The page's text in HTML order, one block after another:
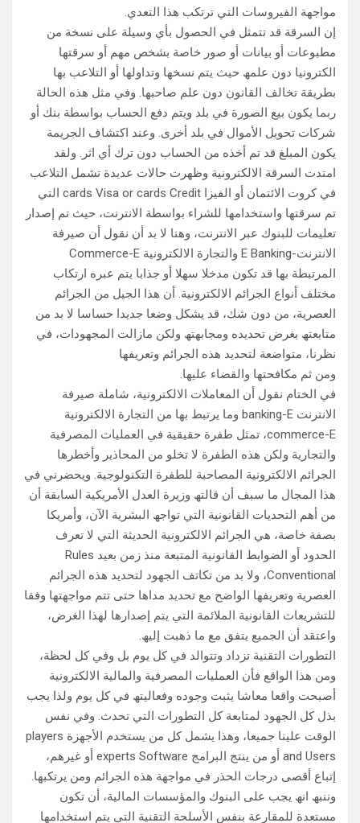
مواجھة الفیروسات التي ترتكب ھذا التعدي.
إن السرقة قد تتمثل في الحصول بأي وسیلة على نسخة من
مطبوعات أو بیانات أو صور خاصة بشخص مھم أو سرقتھا
الكترونیا دون علمھ حیث یتم نسخھا وتداولھا أو التلاعب بھا
بطریقة تخالف القانون دون علم صاحبھا. وفي مثل ھذه الحالة
ربما یكون بیع الصورة في بلد ویتم دفع الحساب بواسطة بنك أو
شركات تحویل الأموال في بلد أخرى. وعند اكتشاف الجریمة
یكون المبلغ قد تم أخذه من الحساب دون ترك أي اثر. ولقد
امتدت السرقة الالكترونیة وظھرت حالات عدیدة تشمل التلاعب
في كروت الائتمان أو الفیزا cards Visa or cards Credit التي
تم سرقتھا واستخدامھا للشراء بواسطة الانترنت، حیث تم إصدار
تعلیمات للبنوك عبر الانترنت، وھنا لا بد أن نقول أن صیرفة
الانترنت-E Banking والتجارة الالكترونیة Commerce-E
المرتبطة بھا قد تكون مدخلا سھلا أو جذابا یتم عبره ارتكاب
مختلف أنواع الجرائم الالكترونیة. أن ھذا الجیل من الجرائم
العصریة، من دون شك، قد یشكل وضعا جدیدا حساسا لا بد من
متابعتھ بغرض تحدیده ومجابھتھ ولكن مازالت المجھودات، في
نظرنا، متواضعة لتحدید ھذه الجرائم وتعریفھا
ومن ثم مكافحتھا والقضاء علیھا.
في الختام نقول أن المعاملات الالكترونیة، شاملة صیرفة
الانترنت banking-E وما یرتبط بھا من التجارة الالكترونیة
commerce-E، تمثل طفرة حقیقیة في العملیات المصرفیة
والتجاریة ولكن ھذه الطفرة لا تخلو من المحاذیر وأخطرھا
الجرائم الالكترونیة المصاحبة للطفرة التكنولوجیة. ویحضرني في
ھذا المجال ما سبف أن قالتھ وزیرة العدل الأمریكیة السابقة أن
من أھم التحدیات القانونیة التي تواجھ البشریة الآن، وأمریكا
بصفة خاصة، ھي الجرائم الالكترونیة الحدیثة التي لا تعرف
الحدود أو الضوابط القانونیة المتبعة منذ زمن بعید Rules
Conventional، ولا بد من تكاتف الجھود لتحدید ھذه الجرائم
العصریة وتعریفھا الواضح مع تحدید مداھا حتى تتم مواجھتھا وفقا
للتشریعات القانونیة الملائمة التي یتم إصدارھا لھذا الغرض،
واعتقد أن الجمیع یتفق مع ما ذھبت إلیھ.
التطورات التقنیة تزداد وتتوالد في كل یوم بل وفي كل لحظة،
ومن ھذا الواقع فأن العملیات المصرفیة والمالیة الالكترونیة
أصبحت واقعا معاشا یثبت وجوده وفعالیتھ في كل یوم ولذا یجب
بذل كل الجھود لمتابعة كل التطورات التي تحدث. وفي نفس
الوقت علینا جمیعا، وھذا یشمل كل من یستخدم الأجھزة players
and Users أو من ینتج البرامج experts Software أو غیرھم،
إتباع أقصى درجات الحذر في مواجھة ھذه الجرائم ومن یرتكبھا.
وننبھ انھ یجب على البنوك والمؤسسات المالیة، أن تكون
مستعدة للمقارعة بنفس الأسلحة التقنیة التي یتم استخدامھا